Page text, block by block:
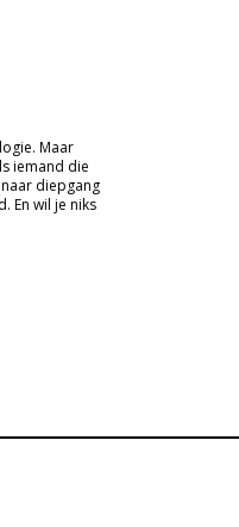
Maar
iemand die
diepgang
En wil je niks